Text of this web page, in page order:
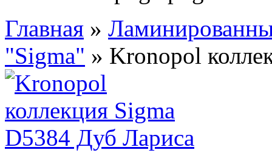
Главная »
"Sigma" » Kronopol